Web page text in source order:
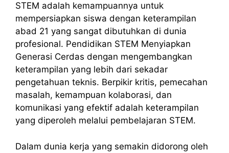
STEM adalah kemampuannya untuk
mempersiapkan siswa dengan keterampilan
abad 21 yang sangat dibutuhkan di dunia
profesional. Pendidikan STEM Menyiapkan
Generasi Cerdas dengan mengembangkan
keterampilan yang lebih dari sekadar
pengetahuan teknis. Berpikir kritis, pemecahan
masalah, kemampuan kolaborasi, dan
komunikasi yang efektif adalah keterampilan
yang diperoleh melalui pembelajaran STEM.
Dalam dunia kerja yang semakin didorong oleh